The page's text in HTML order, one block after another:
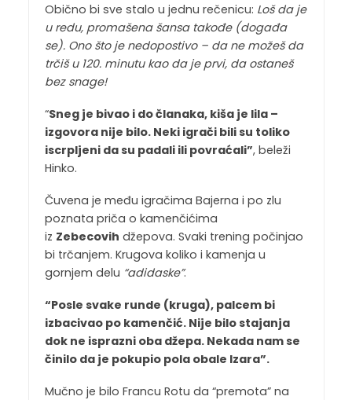
Obično bi sve stalo u jednu rečenicu: Loš da je
u redu, promašena šansa takođe (događa
se). Ono što je nedopostivo – da ne možeš da
trčiš u 120. minutu kao da je prvi, da ostaneš
bez snage!
“Sneg je bivao i do članaka, kiša je lila –
izgovora nije bilo. Neki igrači bili su toliko
iscrpljeni da su padali ili povraćali”, beleži
Hinko.
Čuvena je među igračima Bajerna i po zlu
poznata priča o kamenčićima
iz Zebecovih džepova. Svaki trening počinjao
bi trčanjem. Krugova koliko i kamenja u
gornjem delu “adidaske”.
“Posle svake runde (kruga), palcem bi
izbacivao po kamenčić. Nije bilo stajanja
dok ne isprazni oba džepa. Nekada nam se
činilo da je pokupio pola obale Izara”.
Mučno je bilo Francu Rotu da “premota” na